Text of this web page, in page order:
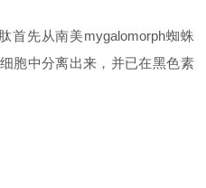
首先从南美mygalomorph蜘蛛
胞中分离出来，并已在黑色素